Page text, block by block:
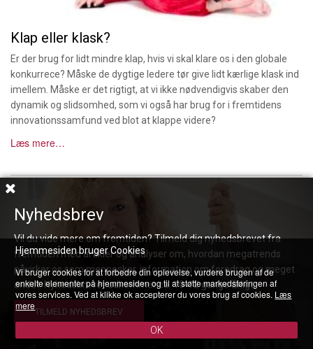
Klap eller klask?
Er der brug for lidt mindre klap, hvis vi skal klare os i den globale
konkurrece? Måske de dygtige ledere tør give lidt kærlige klask ind
imellem. Måske er det rigtigt, at vi ikke nødvendigvis skaber den
dynamik og slidsomhed, som vi også har brug for i fremtidens
innovationssamfund ved blot at klappe videre?
Læs mere…
TIlmeld nyhedsbrev
Nyhedsbrev
Vil du vide mere om fremtiden? Tilmeld dig nyhedsbrevet fra
fremtiden med artikler og analyser om, hvordan megatrends
påvirker os som mennesker, information om foredrag og meget
andet. Nyhedsbrevet udkommer ca. 10-12 gange årligt.
TILMELD NYHEDSBREV
Hjemmesiden bruger Cookies
Vi bruger cookies for at forbedre din oplevelse, vurdere brugen af de
enkelte elementer på hjemmesiden og til at støtte markedsføringen af
vores services. Ved at klikke ok accepterer du vores brug af cookies. Læs
mere